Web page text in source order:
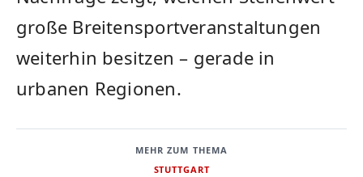
große Breitensportveranstaltungen
weiterhin besitzen – gerade in
urbanen Regionen.
MEHR ZUM THEMA
STUTTGART